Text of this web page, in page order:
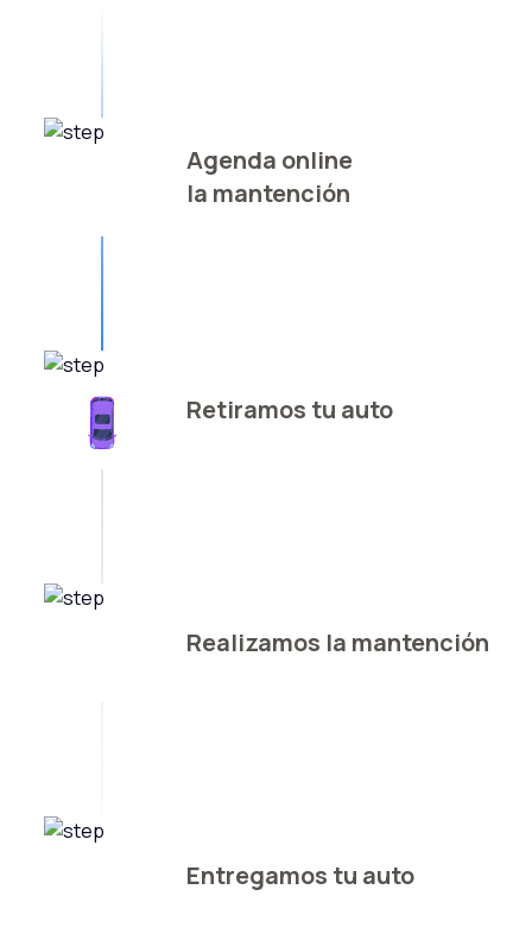
Agenda online
la mantención
Retiramos tu auto
Realizamos la mantención
Entregamos tu auto